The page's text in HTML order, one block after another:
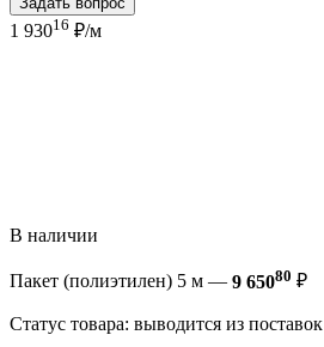
1 93016 ₽/м
В наличии
Пакет (полиэтилен) 5 м — 9 65080 ₽
Статус товара: выводится из поставок